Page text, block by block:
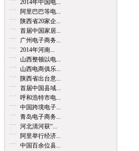
2014年中国电...
阿里巴巴等电...
陕西省20家企...
首届中国家居...
广州电子商务...
2014年河南...
山西整顿以电...
山西电商俱乐...
陕西省出台意...
首届中国县域...
呼和浩特市电...
中国跨境电子...
青岛电子商务...
河北清河获“...
阿里举行经济...
中国百余位县...